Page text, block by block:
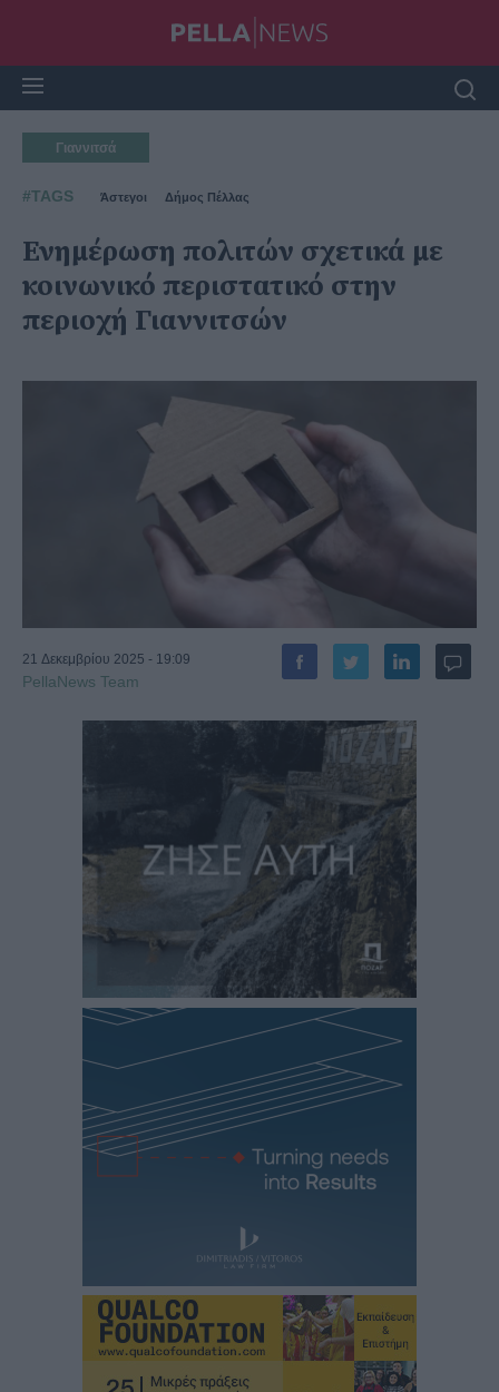
Γιαννιτσά
#TAGS Άστεγοι Δήμος Πέλλας
Ενημέρωση πολιτών σχετικά με
κοινωνικό περιστατικό στην
περιοχή Γιαννιτσών
21 Δεκεμβρίου 2025 - 19:09
PellaNews Team